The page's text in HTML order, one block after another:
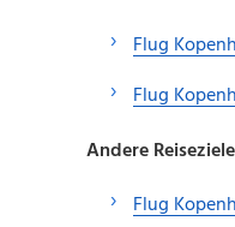
Flug
Flug
Andere
Flug